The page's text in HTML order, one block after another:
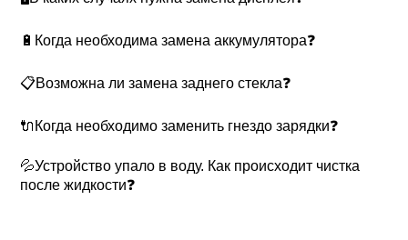
🔋Когда необходима замена аккумулятора❓
📋Возможна ли замена заднего стекла❓
🔌Когда необходимо заменить гнездо зарядки❓
💦Устройство упало в воду. Как происходит чистка
после жидкости❓